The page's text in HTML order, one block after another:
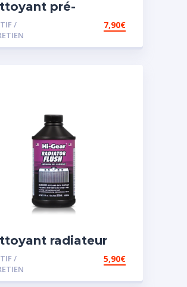
pré-
/
7,90€
radiateur
/
5,90€